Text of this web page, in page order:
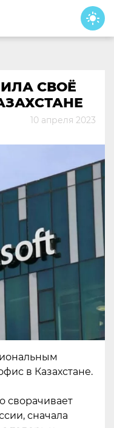
СВОЁ
10 апреля 2023
в Казахстане.
сворачивает
сначала